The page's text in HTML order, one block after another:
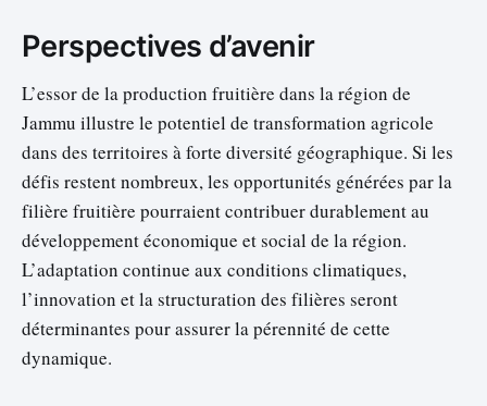
Perspectives d’avenir
L’essor de la production fruitière dans la région de
Jammu illustre le potentiel de transformation agricole
dans des territoires à forte diversité géographique. Si les
défis restent nombreux, les opportunités générées par la
filière fruitière pourraient contribuer durablement au
développement économique et social de la région.
L’adaptation continue aux conditions climatiques,
l’innovation et la structuration des filières seront
déterminantes pour assurer la pérennité de cette
dynamique.